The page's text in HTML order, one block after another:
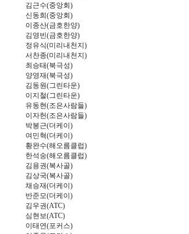
김근수(중앙회 )
신동희 (중앙회 )
이종산(금호한양)
김영빈(금호한양)
정유식(미리내천지 )
서찬종(미리내천지 )
최승태(북극성)
양영재(북극성)
김동원(그린타운)
이지철(그린타운)
유동현(조은사람들)
이자헌(조은사람들)
박봉근(더케이 )
여민혁(더케이 )
황완수(해오름클럽)
한석숭(해오름클럽)
김용권(복사골)
김상국(복사골)
채승재(더케이 )
반준모(더케이 )
김우권(ATC)
심현보(ATC)
이태연(포커스)